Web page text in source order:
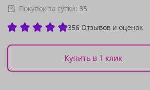
Покупок за сутки: 35
356 Отзывов и оценок
Купить в 1 клик